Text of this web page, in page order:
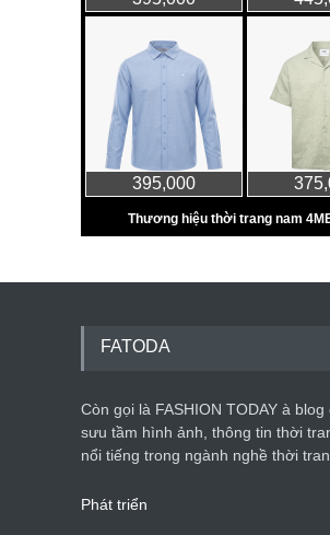
FATODA
Còn gọi là FASHION TODAY à blog
sưu tầm hình ảnh, thông tin thời
nổi tiếng trong ngành nghề thời
Phát triển